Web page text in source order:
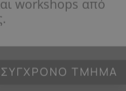
ΣΎΓΧΡΟΝΟ ΤΜΉΜΑ